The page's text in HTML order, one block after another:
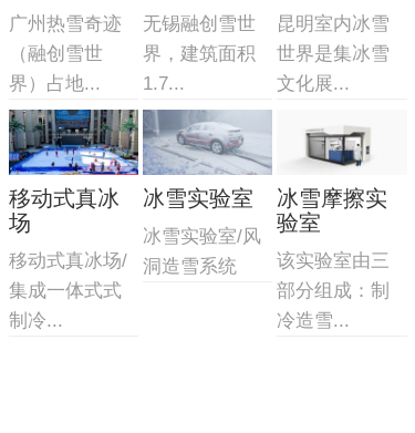
广州热雪奇迹
（融创雪世
界）占地...
无锡融创雪世
界，建筑面积
1.7...
昆明室内冰雪
世界是集冰雪
文化展...
移动式真冰
场
移动式真冰场/
集成一体式式
制冷...
冰雪实验室
冰雪实验室/风
洞造雪系统
冰雪摩擦实
验室
该实验室由三
部分组成：制
冷造雪...